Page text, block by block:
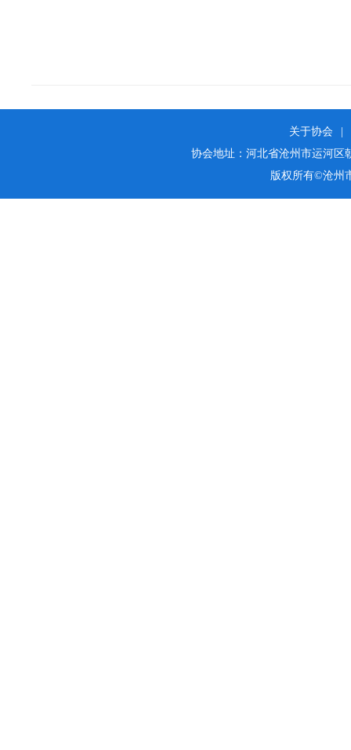
关于协会
协会地址：河北省沧州市运河区
版权所有©沧州